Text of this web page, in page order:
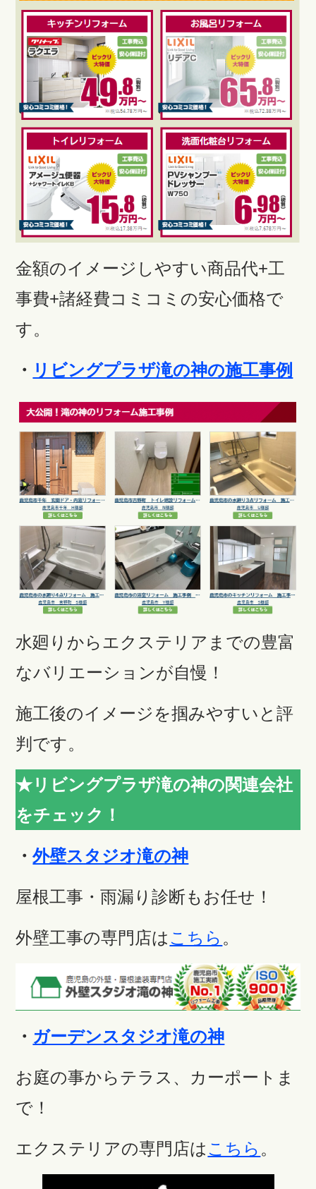
金額のイメージしやすい商品代+工
事費+諸経費コミコミの安心価格で
す。
・ リビングプラザ滝の神の施工事例
水廻りからエクステリアまでの豊富
なバリエーションが自慢！
施工後のイメージを掴みやすいと評
判です。
★リビングプラザ滝の神の関連会社
をチェック！
・外壁スタジオ滝の神
屋根工事・雨漏り診断もお任せ！
外壁工事の専門店はこちら 。
・ ガーデンスタジオ滝の神
お庭の事からテラス、カーポートま
で！
エクステリアの専門店はこちら 。